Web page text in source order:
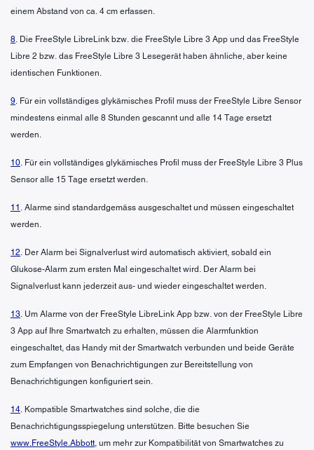
einem Abstand von ca. 4 cm erfassen.
8. Die FreeStyle LibreLink bzw. die FreeStyle Libre 3 App und das FreeStyle
Libre 2 bzw. das FreeStyle Libre 3 Lesegerät haben ähnliche, aber keine
identischen Funktionen.
9. Für ein vollständiges glykämisches Profil muss der FreeStyle Libre Sensor
mindestens einmal alle 8 Stunden gescannt und alle 14 Tage ersetzt
werden.
10. Für ein vollständiges glykämisches Profil muss der FreeStyle Libre 3 Plus
Sensor alle 15 Tage ersetzt werden.
11 . Alarme sind standardgemäss ausgeschaltet und müssen eingeschaltet
werden.
12. Der Alarm bei Signalverlust wird automatisch aktiviert, sobald ein
Glukose-Alarm zum ersten Mal eingeschaltet wird. Der Alarm bei
Signalverlust kann jederzeit aus- und wieder eingeschaltet werden.
13. Um Alarme von der FreeStyle LibreLink App bzw. von der FreeStyle Libre
3 App auf Ihre Smartwatch zu erhalten, müssen die Alarmfunktion
eingeschaltet, das Handy mit der Smartwatch verbunden und beide Geräte
zum Empfangen von Benachrichtigungen zur Bereitstellung von
Benachrichtigungen konfiguriert sein.
14. Kompatible Smartwatches sind solche, die die
Benachrichtigungsspiegelung unterstützen. Bitte besuchen Sie
www.FreeStyle.Abbott, um mehr zur Kompatibilität von Smartwatches zu